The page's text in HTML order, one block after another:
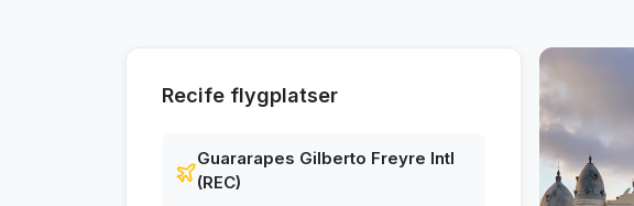
Recife flygplatser
Guararapes Gilberto Freyre Intl
(REC)